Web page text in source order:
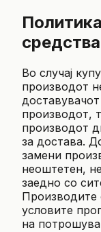
средства
Во случај
производот
производот,
производот
за достава.
замени
неоштетен,
заедно со
Производите
условите
на